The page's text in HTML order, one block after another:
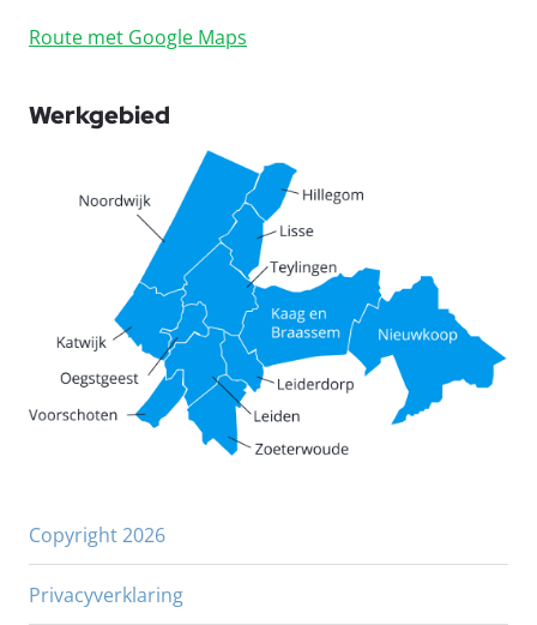
Route met Google Maps
Werkgebied
Copyright 2026
Privacyverklaring